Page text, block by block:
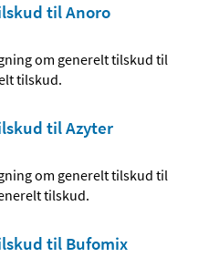
til Anoro
om generelt tilskud til
tilskud.
til Azyter
om generelt tilskud til
tilskud.
til Bufomix